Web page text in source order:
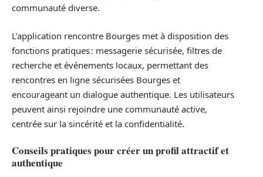
communauté diverse.
L’application rencontre Bourges met à disposition des
fonctions pratiques : messagerie sécurisée, filtres de
recherche et événements locaux, permettant des
rencontres en ligne sécurisées Bourges et
encourageant un dialogue authentique. Les utilisateurs
peuvent ainsi rejoindre une communauté active,
centrée sur la sincérité et la confidentialité.
Conseils pratiques pour créer un profil attractif et
authentique